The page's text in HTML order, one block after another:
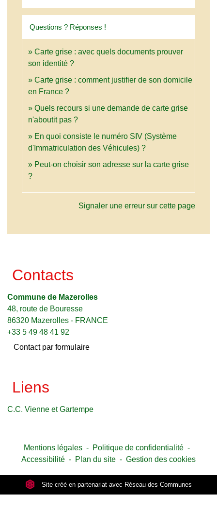
Questions ? Réponses !
Carte grise : avec quels documents prouver
son identité ?
Carte grise : comment justifier de son domicile
en France ?
Quels recours si une demande de carte grise
n'aboutit pas ?
En quoi consiste le numéro SIV (Système
d'Immatriculation des Véhicules) ?
Peut-on choisir son adresse sur la carte grise
?
Signaler une erreur sur cette page
Contacts
Commune de Mazerolles
48, route de Bouresse
86320 Mazerolles - FRANCE
+33 5 49 48 41 92
Contact par formulaire
Liens
C.C. Vienne et Gartempe
Mentions légales - Politique de confidentialité -
Accessibilité - Plan du site - Gestion des cookies
Site créé en partenariat avec Réseau des Communes